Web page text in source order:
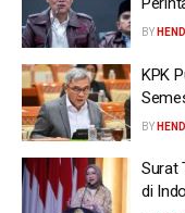
BY
KPK
BY
Surat
di